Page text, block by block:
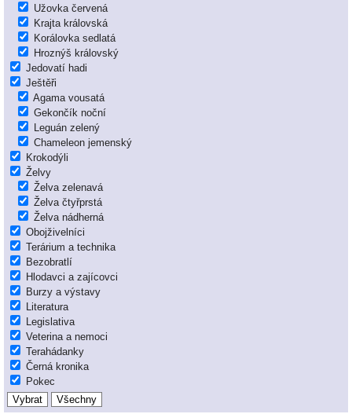
Užovka červená
Krajta královská
Korálovka sedlatá
Hroznýš královský
Jedovatí hadi
Ještěři
Agama vousatá
Gekončík noční
Leguán zelený
Chameleon jemenský
Krokodýli
Želvy
Želva zelenavá
Želva čtyřprstá
Želva nádherná
Obojživelníci
Terárium a technika
Bezobratlí
Hlodavci a zajícovci
Burzy a výstavy
Literatura
Legislativa
Veterina a nemoci
Terahádanky
Černá kronika
Pokec